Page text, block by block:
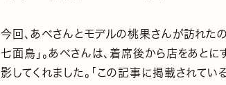
今回、あべさんとモデルの桃果さんが訪れた
七面鳥」。あべさんは、着席後から店をあと
影してくれました。「この記事に掲載されて